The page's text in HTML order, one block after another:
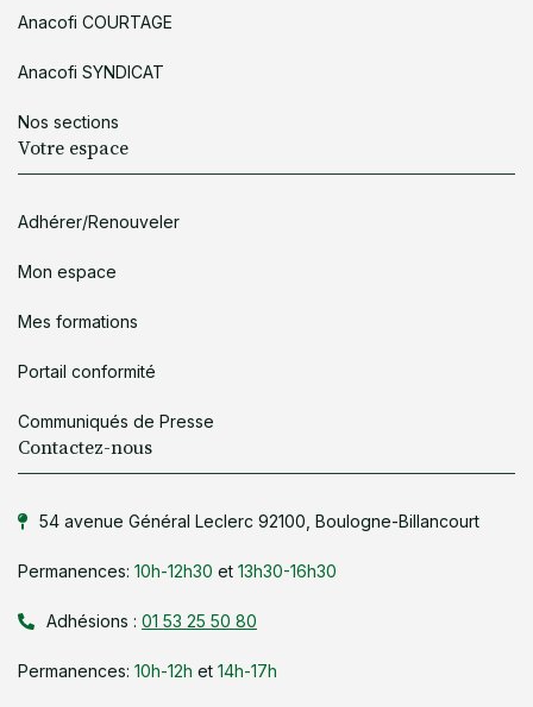
Anacofi COURTAGE
Anacofi SYNDICAT
Nos sections
Votre espace
Adhérer/Renouveler
Mon espace
Mes formations
Portail conformité
Communiqués de Presse
Contactez-nous
54 avenue Général Leclerc 92100, Boulogne-Billancourt
Permanences: 10h-12h30 et 13h30-16h30
Adhésions : 01 53 25 50 80
Permanences: 10h-12h et 14h-17h